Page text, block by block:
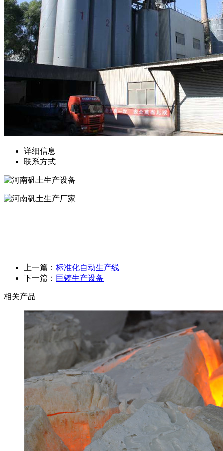
详细信息
联系方式
上一篇： 标准化自动生产线
下一篇： 巨铸生产设备
相关产品